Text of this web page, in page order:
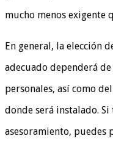
mucho menos exigente
En general, la elección
adecuado dependerá
personales, así como
donde será instalado.
asesoramiento, puedes